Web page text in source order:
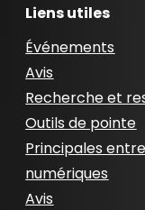
Liens utiles
Événements
Avis
Recherche et
Outils de pointe
Principales
numériques
Avis